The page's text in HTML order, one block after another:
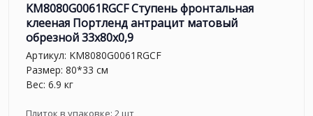
KM8080G0061RGCF Ступень фронтальная
клееная Портленд антрацит матовый
обрезной 33x80x0,9
Артикул: KM8080G0061RGCF
Размер: 80*33 см
Вес: 6.9 кг
Плиток в упаковке: 2шт